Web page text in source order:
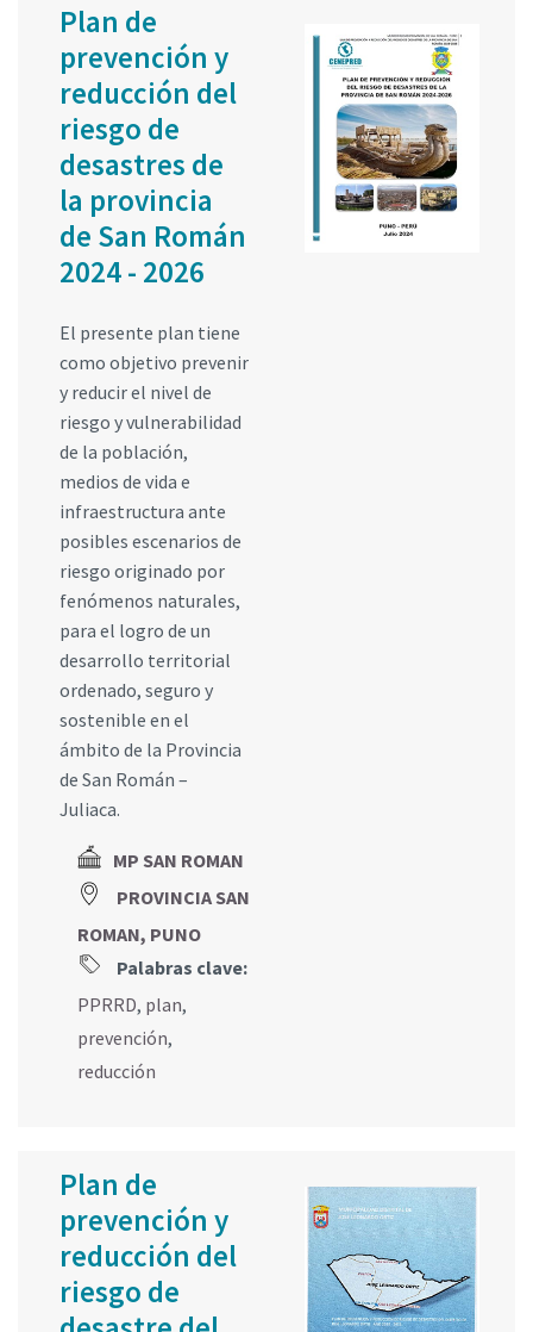
Plan de
prevención y
reducción del
riesgo de
desastres de
la provincia
de San Román
2024 - 2026
El presente plan tiene
como objetivo prevenir
y reducir el nivel de
riesgo y vulnerabilidad
de la población,
medios de vida e
infraestructura ante
posibles escenarios de
riesgo originado por
fenómenos naturales,
para el logro de un
desarrollo territorial
ordenado, seguro y
sostenible en el
ámbito de la Provincia
de San Román –
Juliaca.
MP SAN ROMAN
PROVINCIA SAN
ROMAN, PUNO
Palabras clave:
PPRRD, plan,
prevención,
reducción
Plan de
prevención y
reducción del
riesgo de